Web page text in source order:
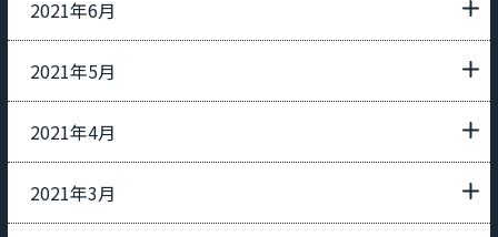
2021年6月
2021年5月
2021年4月
2021年3月